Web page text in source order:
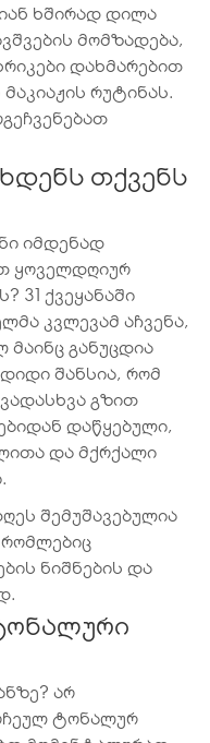
ხშირად დილა
მომზადება,
დახმარებით
რუტინას.
თქვენს
იმდენად
ყოველდღიურ
31 ქვეყანაში
კვლევამ აჩვენა,
განუცდია
დიდი შანსია, რომ
გზით
დაწყებული,
და მქრქალი
შემუშავებულია
ნიშნების და
არ
ტონალურ